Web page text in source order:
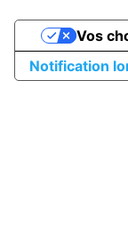
Notification
Vos